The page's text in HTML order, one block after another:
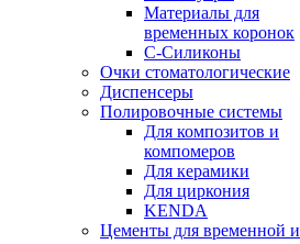
Материалы для
временных коронок
С-Силиконы
Очки стоматологические
Диспенсеры
Полировочные системы
Для композитов и
компомеров
Для керамики
Для циркония
KENDA
Цементы для временной и